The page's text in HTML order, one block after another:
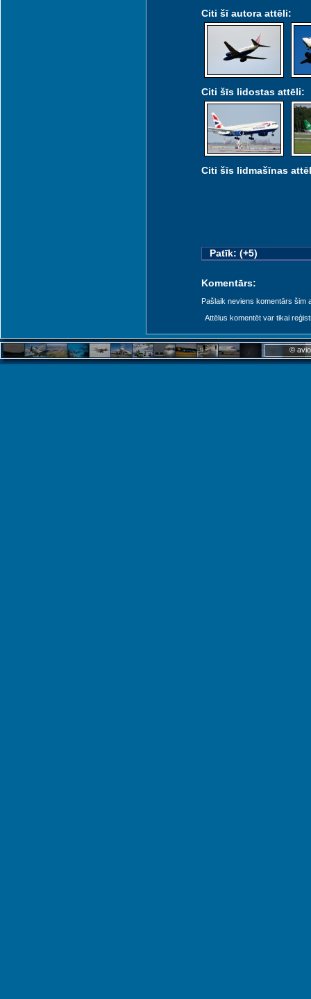
Citi šī autora attēli:
Citi šīs lidostas attēli:
Citi šīs lidmašīnas
Patīk: (+5)
Komentārs:
Pašlaik neviens komentārs šim
Attēlus komentēt var tikai
©